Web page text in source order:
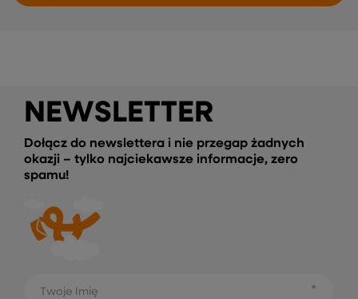
NEWSLETTER
Dołącz do newslettera i nie przegap żadnych
okazji – tylko najciekawsze informacje, zero
spamu!
Twoje Imię